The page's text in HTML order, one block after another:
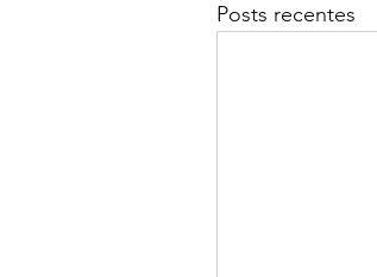
Posts recentes